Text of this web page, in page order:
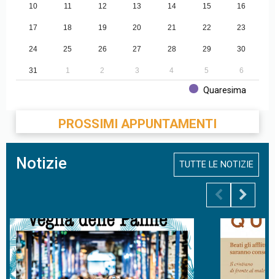
10 11 12 13 14 15 16
17 18 19 20 21 22 23
24 25 26 27 28 29 30
31 1 2 3 4 5 6
Quaresima
PROSSIMI APPUNTAMENTI
TUTTE LE NOTIZIE
Notizie